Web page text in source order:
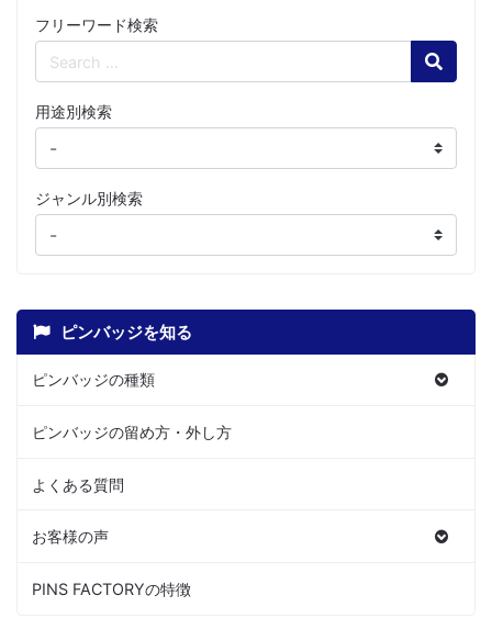
フリーワード検索
Search
用途別検索
ジャンル別検索
ピンバッジを知る
ピンバッジの種類
ピンバッジの留め方・外し方
よくある質問
お客様の声
PINS FACTORYの特徴